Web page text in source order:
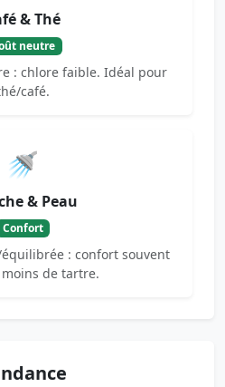
& Thé
neutre
: chlore faible. Idéal pour
café.
🚿
& Peau
Confort
: confort souvent
de tartre.